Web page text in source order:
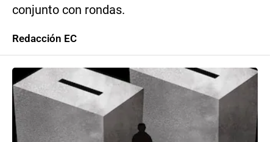
conjunto con rondas.
Redacción EC